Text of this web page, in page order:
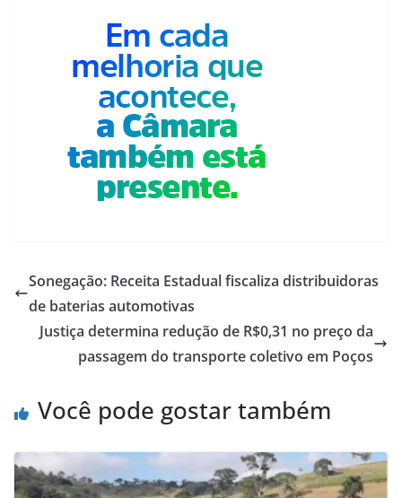
Sonegação: Receita Estadual fiscaliza distribuidoras
de baterias automotivas
Justiça determina redução de R$0,31 no preço da
passagem do transporte coletivo em Poços
Você pode gostar também